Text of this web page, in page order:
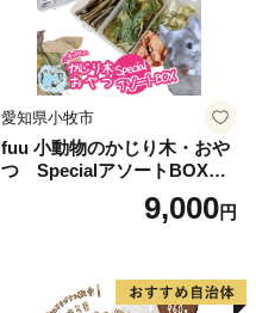
愛知県小牧市
fuu 小動物のかじり木・おや
つ SpecialアソートBOX（2
9,000円